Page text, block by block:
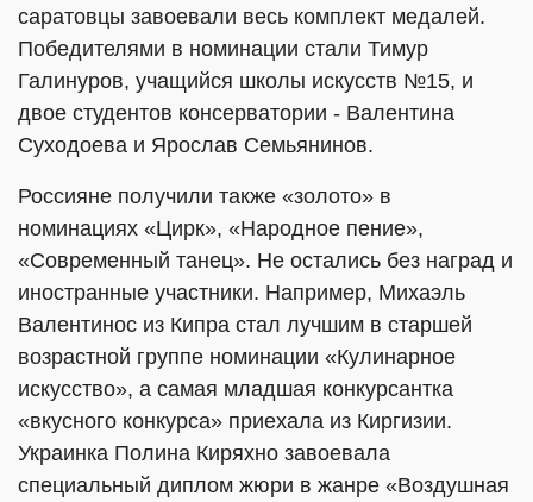
саратовцы завоевали весь комплект медалей.
Победителями в номинации стали Тимур
Галинуров, учащийся школы искусств №15, и
двое студентов консерватории - Валентина
Суходоева и Ярослав Семьянинов.
Россияне получили также «золото» в
номинациях «Цирк», «Народное пение»,
«Современный танец». Не остались без наград и
иностранные участники. Например, Михаэль
Валентинос из Кипра стал лучшим в старшей
возрастной группе номинации «Кулинарное
искусство», а самая младшая конкурсантка
«вкусного конкурса» приехала из Киргизии.
Украинка Полина Киряхно завоевала
специальный диплом жюри в жанре «Воздушная